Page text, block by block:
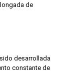
de
desarrollada
constante de